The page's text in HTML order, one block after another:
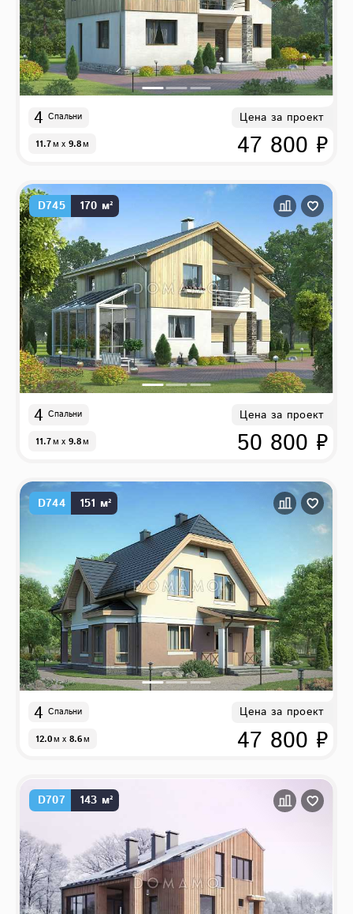
4 Спальни
11.7м x 9.8м
Цена за проект
47 800 ₽
D745 170 м²
4 Спальни
11.7м x 9.8м
Цена за проект
50 800 ₽
D744 151 м²
4 Спальни
12.0м x 8.6м
Цена за проект
47 800 ₽
D707 143 м²